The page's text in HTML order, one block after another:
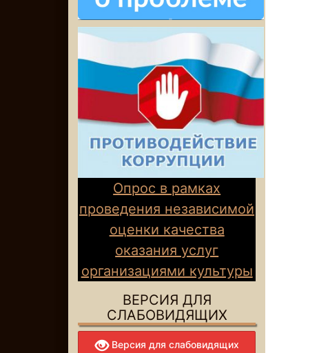
Опрос в рамках
проведения независимой
оценки качества
оказания услуг
организациями культуры
ВЕРСИЯ ДЛЯ
СЛАБОВИДЯЩИХ
Версия для слабовидящих